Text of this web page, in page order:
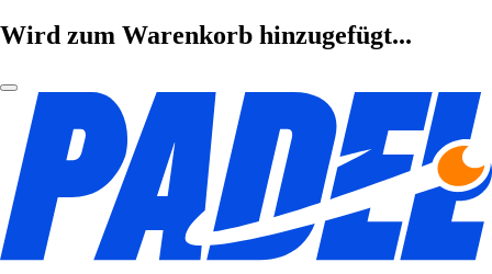
Wird zum Warenkorb hinzugefügt...